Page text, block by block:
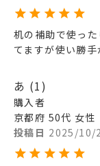
机の補助で使っ
てますが使い勝
あ 1
購入者
京都府 50代 女性
投稿日 2025/10/